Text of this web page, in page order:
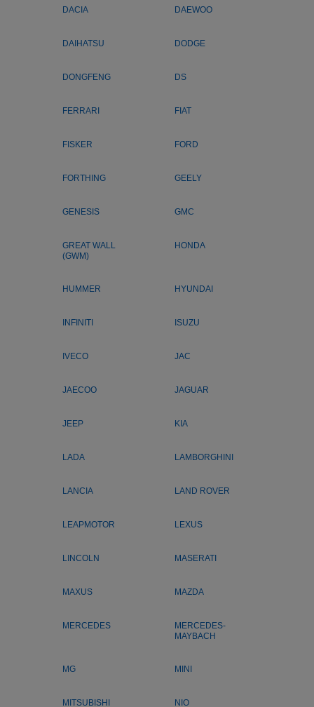
DACIA DAEWOO
DAIHATSU DODGE
DONGFENG DS
FERRARI FIAT
FISKER FORD
FORTHING GEELY
GENESIS GMC
GREAT WALL
(GWM)
HONDA
HUMMER HYUNDAI
INFINITI ISUZU
IVECO JAC
JAECOO JAGUAR
JEEP KIA
LADA LAMBORGHINI
LANCIA LAND ROVER
LEAPMOTOR LEXUS
LINCOLN MASERATI
MAXUS MAZDA
MERCEDES
MERCEDES-
MAYBACH
MG MINI
MITSUBISHI NIO